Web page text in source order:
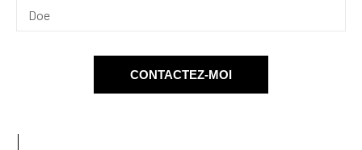
CONTACTEZ-MOI